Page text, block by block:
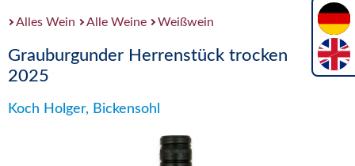
Alles Wein Alle Weine Weißwein
Grauburgunder Herrenstück trocken
2025
Koch Holger, Bickensohl